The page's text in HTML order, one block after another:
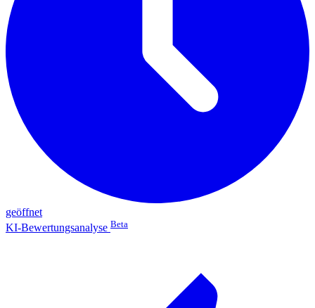
geöffnet
KI-Bewertungsanalyse Beta